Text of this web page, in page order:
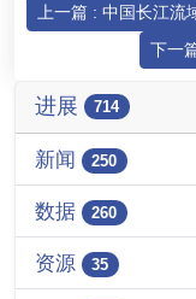
上一篇 : 中国长江
下一
进展 714
新闻 250
数据 260
资源 35